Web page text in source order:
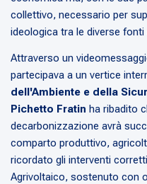
collettivo, necessario per
ideologica tra le diverse fonti
Attraverso un
partecipava a un vertice
dell'Ambiente e della
Pichetto Fratin ha ribadito
decarbonizzazione avrà
comparto produttivo,
ricordato gli interventi
Agrivoltaico, sostenuto con